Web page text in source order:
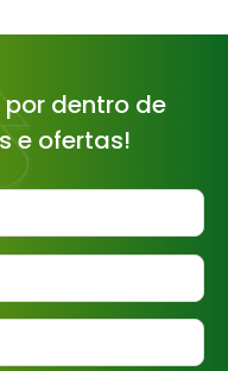
dentro de
e ofertas!